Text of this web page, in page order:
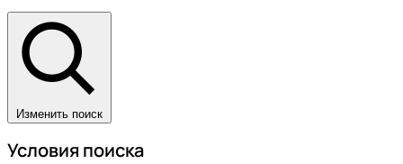
Изменить поиск
Условия поиска